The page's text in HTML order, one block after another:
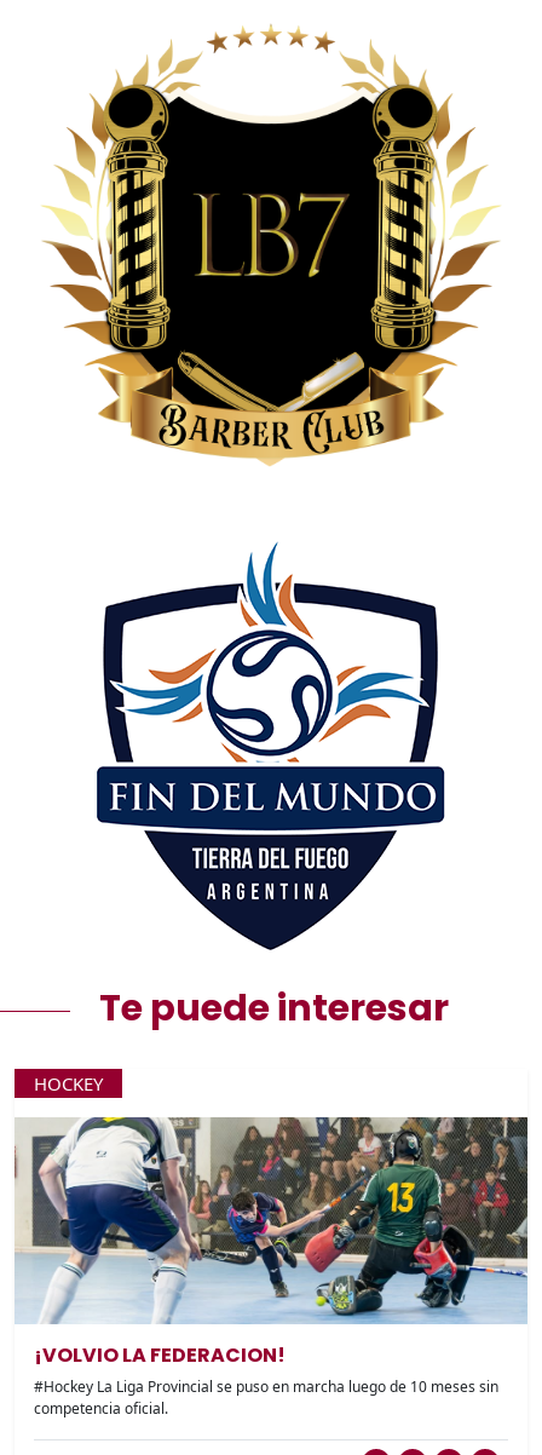
Te puede interesar
HOCKEY
¡VOLVIO LA FEDERACION!
#Hockey La Liga Provincial se puso en marcha luego de 10 meses sin
competencia oficial.